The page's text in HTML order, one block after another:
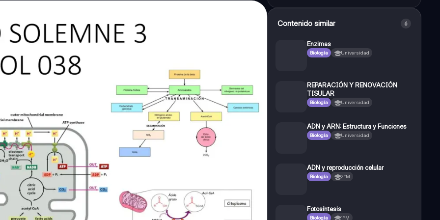
Contenido similar 6
Enzimas
Biología Universidad
REPARACIÓN Y RENOVACIÓN
TISULAR
Biología Universidad
ADN y ARN: Estructura y Funciones
Biología Universidad
ADN y reproducción celular
Biología 2°M
Fotosíntesis
Biología 1°M